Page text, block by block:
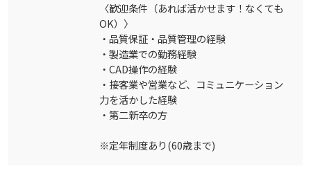
〈歓迎条件（あれば活かせます！なくても
OK）〉
・品質保証・品質管理の経験
・製造業での勤務経験
・CAD操作の経験
・接客業や営業など、コミュニケーション
力を活かした経験
・第二新卒の方
※定年制度あり(60歳まで)